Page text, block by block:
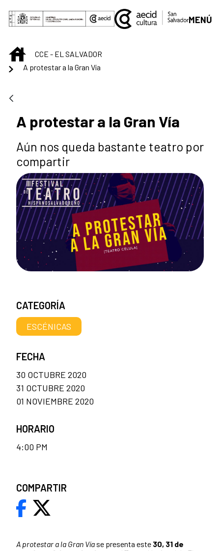
Saltar al contenido principal
MENÚ
INICIOCCE - EL SALVADOR
A protestar a la Gran Vía
A protestar a la Gran Vía
Aún nos queda bastante teatro por
compartir
A protestar a la Gran Vía se presenta este 30, 31 de
CATEGORÍA
ESCÉNICAS
FECHA
30 OCTUBRE 2020
31 OCTUBRE 2020
01 NOVIEMBRE 2020
HORARIO
4:00 PM
COMPARTIR